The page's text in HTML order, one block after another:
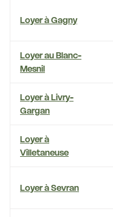
Loyer à Gagny
Loyer au Blanc-
Mesnil
Loyer à Livry-
Gargan
Loyer à
Villetaneuse
Loyer à Sevran